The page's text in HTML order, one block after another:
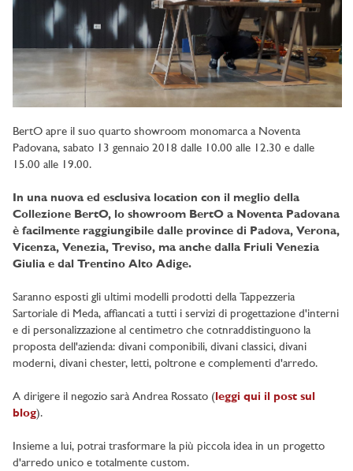
BertO apre il suo quarto showroom monomarca a Noventa
Padovana, sabato 13 gennaio 2018 dalle 10.00 alle 12.30 e dalle
15.00 alle 19.00.
In una nuova ed esclusiva location con il meglio della
Collezione BertO, lo showroom BertO a Noventa Padovana
è facilmente raggiungibile dalle province di Padova, Verona,
Vicenza, Venezia, Treviso, ma anche dalla Friuli Venezia
Giulia e dal Trentino Alto Adige.
Saranno esposti gli ultimi modelli prodotti della Tappezzeria
Sartoriale di Meda, affiancati a tutti i servizi di progettazione d'interni
e di personalizzazione al centimetro che cotnraddistinguono la
proposta dell'azienda: divani componibili, divani classici, divani
moderni, divani chester, letti, poltrone e complementi d'arredo.
A dirigere il negozio sarà Andrea Rossato (leggi qui il post sul
blog).
Insieme a lui, potrai trasformare la più piccola idea in un progetto
d'arredo unico e totalmente custom.